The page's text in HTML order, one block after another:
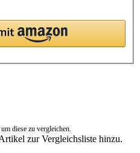
diese zu vergleichen.
zur Vergleichsliste hinzu.